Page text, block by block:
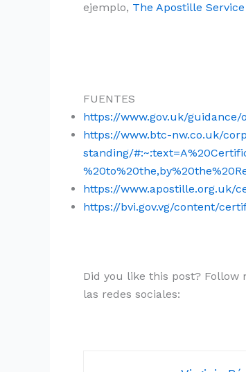
ejemplo, The Apostille Service
FUENTES
https://www.gov.uk/guidance/
https://www.btc-nw.co.uk/
standing/
https://www.apostille.org.uk/
https://bvi.gov.vg/content/
Did you like this post? Follow
las redes sociales: